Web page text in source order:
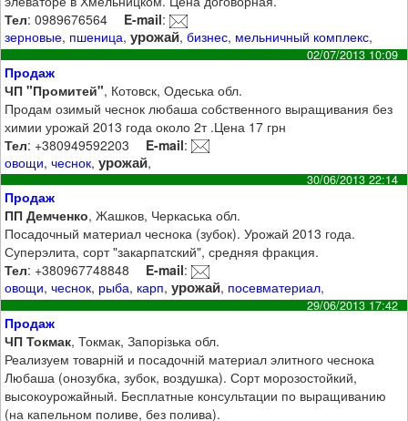
Тел: 0989676564 E-mail:
зерновые, пшеница,урожай,бизнес, мельничный комплекс,
02/07/2013 10:09
Продаж
ЧП "Промитей", Котовск, Одеська обл.
Продам озимый чеснок любаша собственного выращивания без
химии урожай 2013 года около 2т .Цена 17 грн
Тел: +380949592203 E-mail:
овощи,чеснок,урожай,
30/06/2013 22:14
Продаж
ПП Демченко, Жашков, Черкаська обл.
Посадочный материал чеснока (зубок). Урожай 2013 года.
Суперэлита, сорт "закарпатский", средняя фракция.
Тел: +380967748848 E-mail:
овощи,чеснок, рыба, карп,урожай, посевматериал,
29/06/2013 17:42
Продаж
ЧП Токмак, Токмак, Запорізька обл.
Реализуем товарній и посадочній материал элитного чеснока
Любаша (онозубка, зубок, воздушка). Сорт морозостойкий,
высокоурожайный. Бесплатные консультации по выращиванию
(на капельном поливе, без полива).